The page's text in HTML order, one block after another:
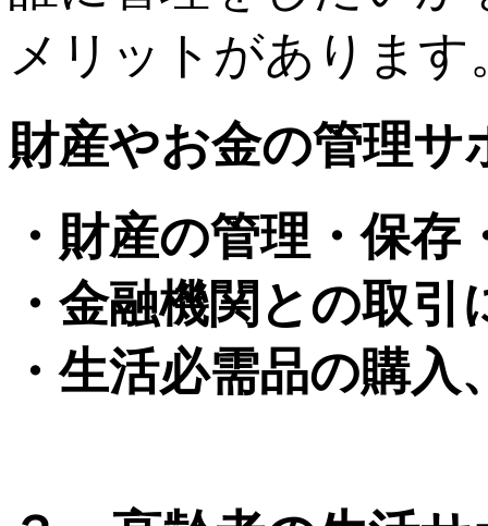
メリットがあります
財産やお金の管理
・財産の管理・保存
・金融機関との取
・生活必需品の購